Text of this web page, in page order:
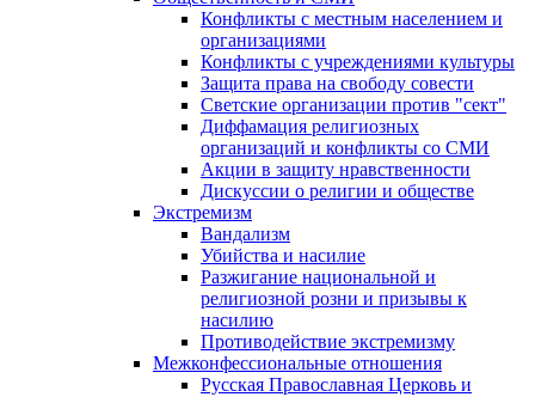
Конфликты с местным населением и
организациями
Конфликты с учреждениями культуры
Защита права на свободу совести
Светские организации против "сект"
Диффамация религиозных
организаций и конфликты со СМИ
Акции в защиту нравственности
Дискуссии о религии и обществе
Экстремизм
Вандализм
Убийства и насилие
Разжигание национальной и
религиозной розни и призывы к
насилию
Противодействие экстремизму
Межконфессиональные отношения
Русская Православная Церковь и